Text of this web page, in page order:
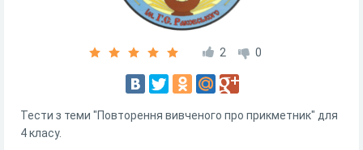
2 0
Тести з теми "Повторення вивченого про прикметник" для
4 класу.